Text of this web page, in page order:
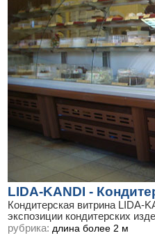
LIDA-KANDI -
Кондитерская витрина LIDA-
экспозиции кондитерских
рубрика: длина более 2 м